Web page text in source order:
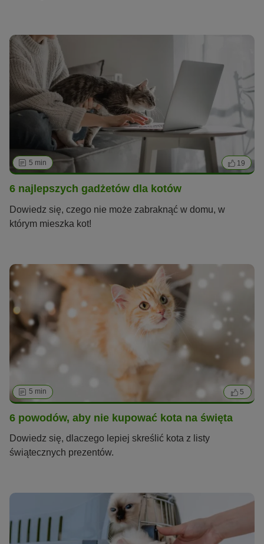
5 min 19
6 najlepszych gadżetów dla kotów
Dowiedz się, czego nie może zabraknąć w domu, w
którym mieszka kot!
5 min 5
6 powodów, aby nie kupować kota na święta
Dowiedz się, dlaczego lepiej skreślić kota z listy
świątecznych prezentów.